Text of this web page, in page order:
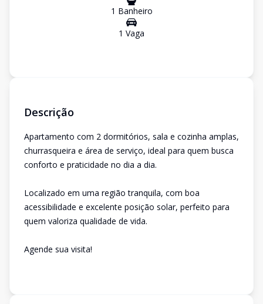
1 Banheiro
1 Vaga
Descrição
Apartamento com 2 dormitórios, sala e cozinha amplas,
churrasqueira e área de serviço, ideal para quem busca
conforto e praticidade no dia a dia.
Localizado em uma região tranquila, com boa
acessibilidade e excelente posição solar, perfeito para
quem valoriza qualidade de vida.
Agende sua visita!